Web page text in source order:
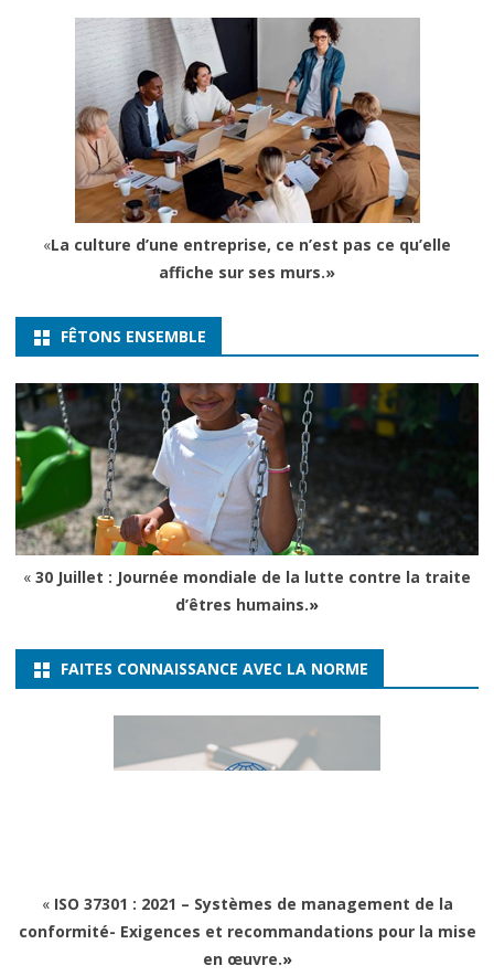
«La culture d’une entreprise, ce n’est pas ce qu’elle
affiche sur ses murs.»
FÊTONS ENSEMBLE
« 30 Juillet : Journée mondiale de la lutte contre la traite
d’êtres humains.»
FAITES CONNAISSANCE AVEC LA NORME
« ISO 37301 : 2021 – Systèmes de management de la
conformité- Exigences et recommandations pour la mise
en œuvre.»